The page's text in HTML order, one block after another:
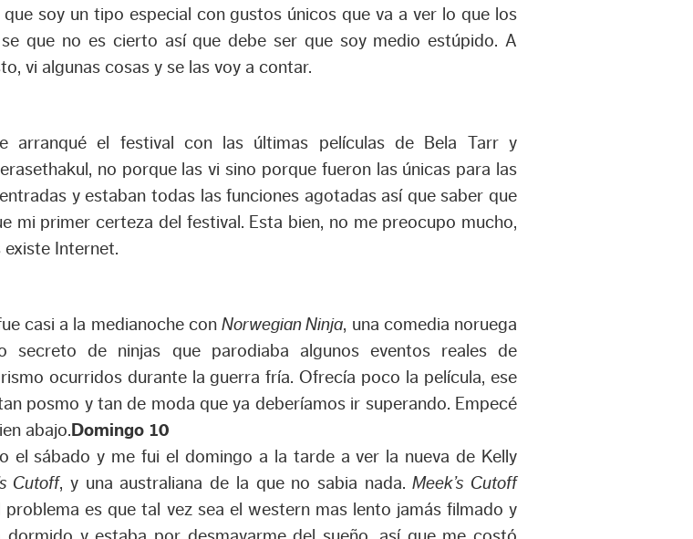
que soy un tipo especial con gustos únicos que va a ver lo que los
que no es cierto así que debe ser que soy medio estúpido. A
vi algunas cosas y se las voy a contar.
arranqué el festival con las últimas películas de Bela Tarr y
no porque las vi sino porque fueron las únicas para las
y estaban todas las funciones agotadas así que saber que
mi primer certeza del festival. Esta bien, no me preocupo mucho,
existe Internet.
casi a la medianoche conNorwegian Ninja, una comedia noruega
secreto de ninjas que parodiaba algunos eventos reales de
ocurridos durante la guerra fría. Ofrecía poco la película, ese
posmo y tan de moda que ya deberíamos ir superando. Empecé
abajo. Domingo 10
el sábado y me fui el domingo a la tarde a ver la nueva de Kelly
Cutoff, y una australiana de la que no sabia nada.Meek’s Cutoff
problema es que tal vez sea el western mas lento jamás filmado y